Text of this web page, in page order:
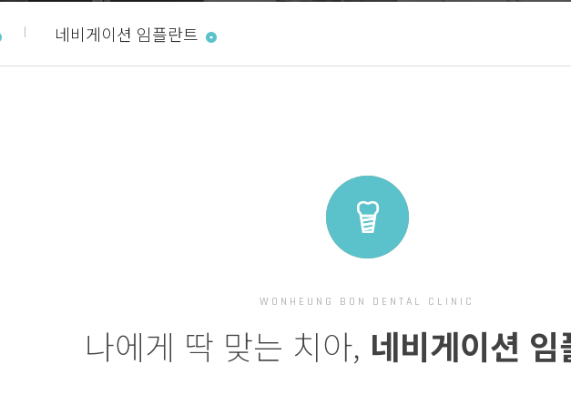
네비게이션 임플란트
WONHEUNG BON DENTAL CLINIC
나에게 딱 맞는 치아, 네비게이션 임